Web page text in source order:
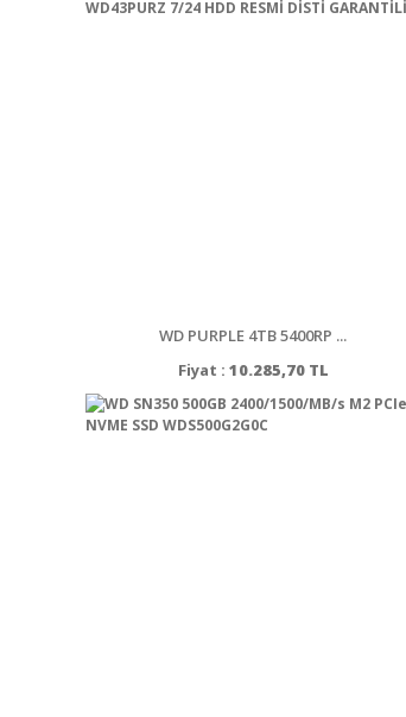
WD PURPLE 4TB 5400RP ...
Fiyat : 10.285,70 TL